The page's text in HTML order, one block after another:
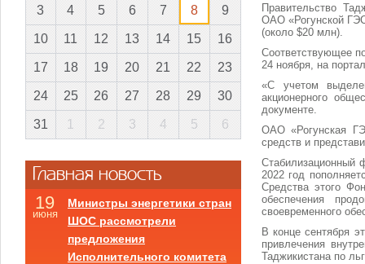
Правительство
ОАО «Рогунской
(около $20 млн).
Соответствующее
24 ноября, на
«С учетом
акционерного
документе.
ОАО «Рогунская
средств и
Стабилизационный
2022 год
Средства этого
обеспечения
своевременного
В конце сентября
привлечения
Таджикистана по
3 4 5 6 7 8 9
10 11 12 13 14 15 16
17 18 19 20 21 22 23
24 25 26 27 28 29 30
31 1 2 3 4 5 6
Главная новость
19
июня
Министры энергетики стран
ШОС рассмотрели
предложения
Исполнительного комитета